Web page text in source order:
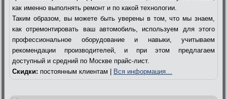
как именно выполнять ремонт и по какой технологии.
Таким образом, вы можете быть уверены в том, что мы знаем,
как отремонтировать ваш автомобиль, используем для этого
профессиональное оборудование и навыки, учитываем
рекомендации производителей, и при этом предлагаем
доступный и средний по Москве прайс-лист.
Скидки: постоянным клиентам | Вся информация…